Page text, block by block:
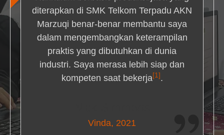
diterapkan di SMK Telkom Terpadu AKN
Marzuqi benar-benar membantu saya
dalam mengembangkan keterampilan
praktis yang dibutuhkan di dunia
industri. Saya merasa lebih siap dan
kompeten saat bekerja[1] .
Vinda, 2021